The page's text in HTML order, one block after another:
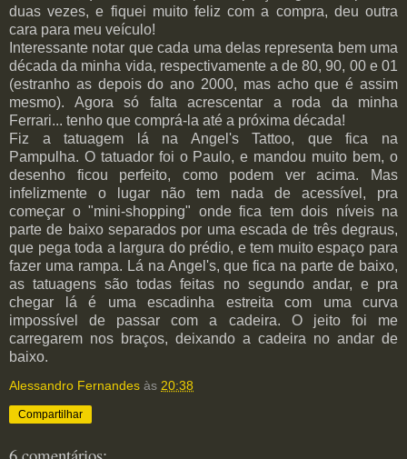
duas vezes, e fiquei muito feliz com a compra, deu outra
cara para meu veículo!
Interessante notar que cada uma delas representa bem uma
década da minha vida, respectivamente a de 80, 90, 00 e 01
(estranho as depois do ano 2000, mas acho que é assim
mesmo). Agora só falta acrescentar a roda da minha
Ferrari... tenho que comprá-la até a próxima década!
Fiz a tatuagem lá na Angel's Tattoo, que fica na
Pampulha. O tatuador foi o Paulo, e mandou muito bem, o
desenho ficou perfeito, como podem ver acima. Mas
infelizmente o lugar não tem nada de acessível, pra
começar o "mini-shopping" onde fica tem dois níveis na
parte de baixo separados por uma escada de três degraus,
que pega toda a largura do prédio, e tem muito espaço para
fazer uma rampa. Lá na Angel's, que fica na parte de baixo,
as tatuagens são todas feitas no segundo andar, e pra
chegar lá é uma escadinha estreita com uma curva
impossível de passar com a cadeira. O jeito foi me
carregarem nos braços, deixando a cadeira no andar de
baixo.
Alessandro Fernandes às 20:38
Compartilhar